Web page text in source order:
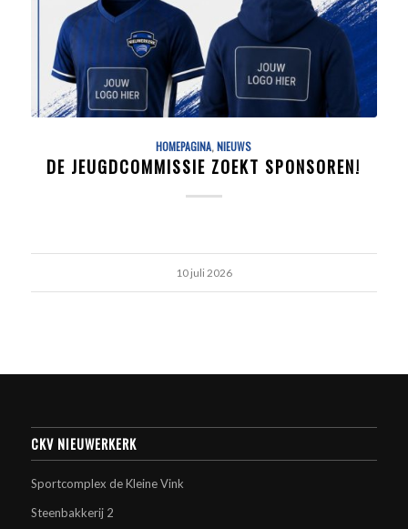
HOMEPAGINA,NIEUWS
DE JEUGDCOMMISSIE ZOEKT SPONSOREN!
10 juli 2026
CKV NIEUWERKERK
Sportcomplex de Kleine Vink
Steenbakkerij 2